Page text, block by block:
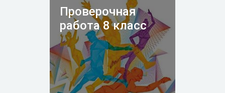
Проверочная
работа 8 класс